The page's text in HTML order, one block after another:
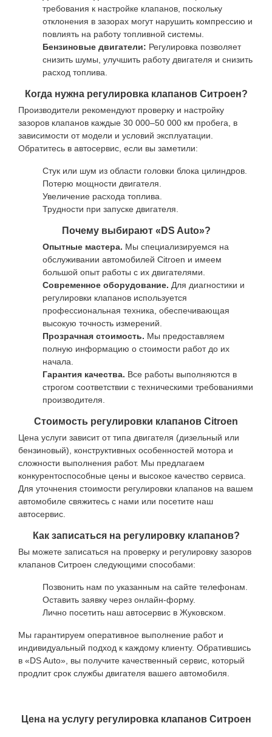
требования к настройке клапанов, поскольку
отклонения в зазорах могут нарушить компрессию и
повлиять на работу топливной системы.
Бензиновые двигатели: Регулировка позволяет
снизить шумы, улучшить работу двигателя и снизить
расход топлива.
Когда нужна регулировка клапанов Ситроен?
Производители рекомендуют проверку и настройку
зазоров клапанов каждые 30 000–50 000 км пробега, в
зависимости от модели и условий эксплуатации.
Обратитесь в автосервис, если вы заметили:
Стук или шум из области головки блока цилиндров.
Потерю мощности двигателя.
Увеличение расхода топлива.
Трудности при запуске двигателя.
Почему выбирают «DS Auto»?
Опытные мастера. Мы специализируемся на
обслуживании автомобилей Citroen и имеем
большой опыт работы с их двигателями.
Современное оборудование. Для диагностики и
регулировки клапанов используется
профессиональная техника, обеспечивающая
высокую точность измерений.
Прозрачная стоимость. Мы предоставляем
полную информацию о стоимости работ до их
начала.
Гарантия качества. Все работы выполняются в
строгом соответствии с техническими требованиями
производителя.
Стоимость регулировки клапанов Citroen
Цена услуги зависит от типа двигателя (дизельный или
бензиновый), конструктивных особенностей мотора и
сложности выполнения работ. Мы предлагаем
конкурентоспособные цены и высокое качество сервиса.
Для уточнения стоимости регулировки клапанов на вашем
автомобиле свяжитесь с нами или посетите наш
автосервис.
Как записаться на регулировку клапанов?
Вы можете записаться на проверку и регулировку зазоров
клапанов Ситроен следующими способами:
Позвонить нам по указанным на сайте телефонам.
Оставить заявку через онлайн-форму.
Лично посетить наш автосервис в Жуковском.
Мы гарантируем оперативное выполнение работ и
индивидуальный подход к каждому клиенту. Обратившись
в «DS Auto», вы получите качественный сервис, который
продлит срок службы двигателя вашего автомобиля.
Цена на услугу регулировка клапанов Ситроен